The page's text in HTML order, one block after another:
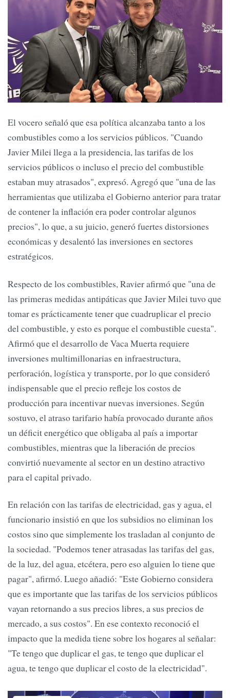
El vocero señaló que esa política alcanzaba tanto a los
combustibles como a los servicios públicos. "Cuando
Javier Milei llega a la presidencia, las tarifas de los
servicios públicos o incluso el precio del combustible
estaban muy atrasados", expresó. Agregó que "una de las
herramientas que utilizaba el Gobierno anterior para tratar
de contener la inflación era poder controlar algunos
precios", lo que, a su juicio, generó fuertes distorsiones
económicas y desalentó las inversiones en sectores
estratégicos.
Respecto de los combustibles, Ravier afirmó que "una de
las primeras medidas antipáticas que Javier Milei tuvo que
tomar es prácticamente tener que cuadruplicar el precio
del combustible, y esto es porque el combustible cuesta".
Afirmó que el desarrollo de Vaca Muerta requiere
inversiones multimillonarias en infraestructura,
perforación, logística y transporte, por lo que consideró
indispensable que el precio refleje los costos de
producción para incentivar nuevas inversiones. Según
sostuvo, el atraso tarifario había provocado durante años
un déficit energético que obligaba al país a importar
combustibles, mientras que la liberación de precios
convirtió nuevamente al sector en un destino atractivo
para el capital privado.
En relación con las tarifas de electricidad, gas y agua, el
funcionario insistió en que los subsidios no eliminan los
costos sino que simplemente los trasladan al conjunto de
la sociedad. "Podemos tener atrasadas las tarifas del gas,
de la luz, del agua, etcétera, pero eso alguien lo tiene que
pagar", afirmó. Luego añadió: "Este Gobierno considera
que es importante que las tarifas de los servicios públicos
vayan retornando a sus precios libres, a sus precios de
mercado, a sus costos". En ese contexto reconoció el
impacto que la medida tiene sobre los hogares al señalar:
"Te tengo que duplicar el gas, te tengo que duplicar el
agua, te tengo que duplicar el costo de la electricidad".